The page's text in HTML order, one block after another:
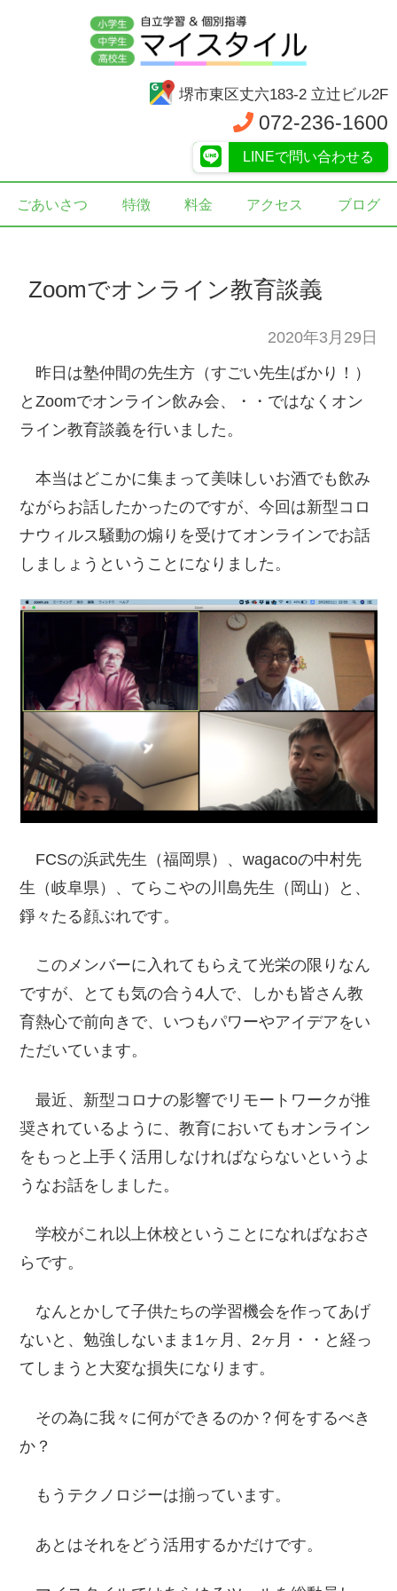
堺市東区丈六183-2 立辻ビル2F
072-236-1600
LINEで問い合わせる
ごあいさつ 特徴 料金 アクセス ブログ
Zoomでオンライン教育談義
2020年3月29日
昨日は塾仲間の先生方（すごい先生ばかり！）
とZoomでオンライン飲み会、・・ではなくオン
ライン教育談義を行いました。
本当はどこかに集まって美味しいお酒でも飲み
ながらお話したかったのですが、今回は新型コロ
ナウィルス騒動の煽りを受けてオンラインでお話
しましょうということになりました。
FCSの浜武先生（福岡県）、wagacoの中村先
生（岐阜県）、てらこやの川島先生（岡山）と、
錚々たる顔ぶれです。
このメンバーに入れてもらえて光栄の限りなん
ですが、とても気の合う4人で、しかも皆さん教
育熱心で前向きで、いつもパワーやアイデアをい
ただいています。
最近、新型コロナの影響でリモートワークが推
奨されているように、教育においてもオンライン
をもっと上手く活用しなければならないというよ
うなお話をしました。
学校がこれ以上休校ということになればなおさ
らです。
なんとかして子供たちの学習機会を作ってあげ
ないと、勉強しないまま1ヶ月、2ヶ月・・と経っ
てしまうと大変な損失になります。
その為に我々に何ができるのか？何をするべき
か？
もうテクノロジーは揃っています。
あとはそれをどう活用するかだけです。